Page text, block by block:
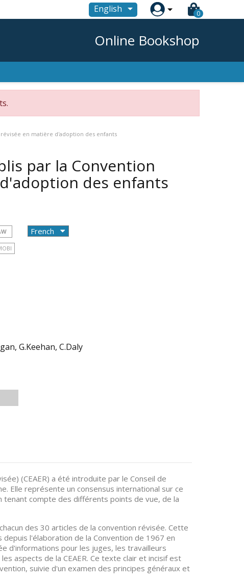
English  0
Online Bookshop
en matière d'adoption des enfants
par la Convention
des enfants
G.Keehan, C.Daly
(CEAER) a été introduite par le Conseil de
Elle représente un consensus international sur ce
compte des différents points de vue, de la
des 30 articles de la convention révisée. Cette
l'élaboration de la Convention de 1967 en
d'informations pour les juges, les travailleurs
aspects de la CEAER. Ce texte clair et incisif est
suivie d'un examen des principes généraux et